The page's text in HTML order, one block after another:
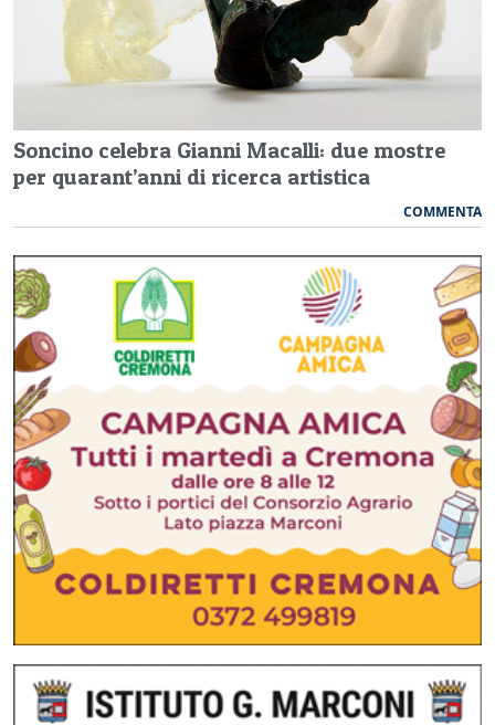
Soncino celebra Gianni Macalli: due mostre
per quarant’anni di ricerca artistica
COMMENTA